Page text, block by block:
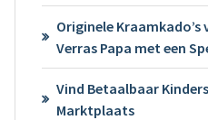
Originele Kraamkado’s
Verras Papa met een
Vind Betaalbaar
Marktplaats